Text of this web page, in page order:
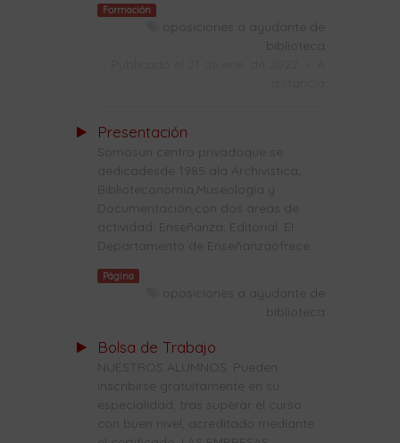
Formación
oposiciones a ayudante de
biblioteca
Presentación
Somosun centro privadoque se
dedicadesde 1985 ala Archivística,
Biblioteconomía,Museología y
Documentación,con dos áreas de
actividad: Enseñanza, Editorial. El
Departamento de Enseñanzaofrece ...
Página
oposiciones a ayudante de
biblioteca
Bolsa de Trabajo
NUESTROS ALUMNOS: Pueden
inscribirse gratuitamente en su
especialidad, tras superar el curso
con buen nivel, acreditado mediante